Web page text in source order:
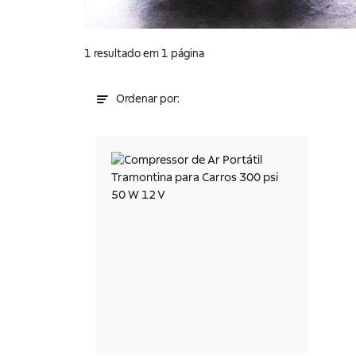
1 resultado em 1 página
Ordenar por: